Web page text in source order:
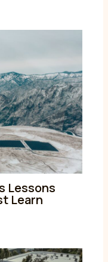
Lessons
Learn